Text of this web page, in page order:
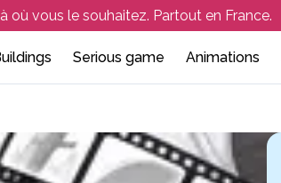
où vous le souhaitez. Partout en France.
Rallye orientation
Culinaire
Créatif –
Serious game
Atelier de facilitation
Animations
Événement en entreprise
Escape game d’entreprise
Aix-en-
Aix-les-